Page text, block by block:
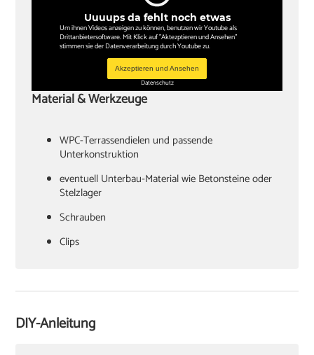
Uuuups da fehlt noch etwas
Um ihnen Videos anzeigen zu können, benutzen wir Youtube als
Drittanbietersoftware. Mit Klick auf "Aktezptieren und Ansehen"
stimmen sie der Datenverarbeitung durch Youtube zu.
Akzeptieren und Ansehen
Datenschutz
Material & Werkzeuge
WPC-Terrassendielen und passende
Unterkonstruktion
Stelzlager
Schrauben
Clips
Stichsäge
DIY-Anleitung